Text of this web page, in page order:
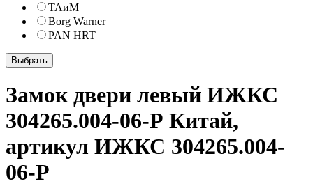
ТАиМ
Borg Warner
PAN HRT
Замок двери левый ИЖКС
304265.004-06-Р Китай,
артикул ИЖКС 304265.004-
06-Р